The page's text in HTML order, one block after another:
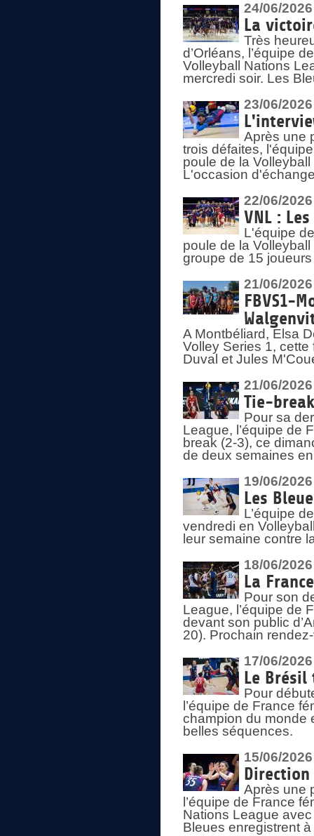
24/06/2026
La
Très
d’Orléans, l’équipe
Volleyball Nations
mercredi soir. Les
23/06/2026
Après une
trois défaites,
poule de la
L'occasion
22/06/2026
VNL :
L'équipe
poule de la
groupe de 15
21/06/2026
FBVS1-
A Montbéliard, Elsa
Volley Series 1,
Duval et Jules
21/06/2026
Tie-
Pour sa
League, l’équipe de
break (2-3), ce
de deux semaines
19/06/2026
Les
L’équipe
vendredi en
leur semaine contre
18/06/2026
La
Pour son
League, l’équipe de
devant son public
20). Prochain
17/06/2026
Le
Pour
l’équipe de France
champion du monde
belles séquences.
15/06/2026
Après une
l’équipe de France
Nations League
Bleues enregistrent